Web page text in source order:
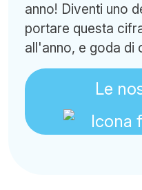
anno! Diventi uno
portare questa
all'anno, e goda di
Le